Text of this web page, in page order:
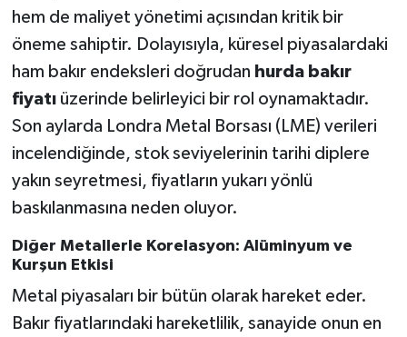
hem de maliyet yönetimi açısından kritik bir
öneme sahiptir. Dolayısıyla, küresel piyasalardaki
ham bakır endeksleri doğrudan hurda bakır
fiyatıüzerinde belirleyici bir rol oynamaktadır.
Son aylarda Londra Metal Borsası (LME) verileri
incelendiğinde, stok seviyelerinin tarihi diplere
yakın seyretmesi, fiyatların yukarı yönlü
baskılanmasına neden oluyor.
Diğer Metallerle Korelasyon: Alüminyum ve
Kurşun Etkisi
Metal piyasaları bir bütün olarak hareket eder.
Bakır fiyatlarındaki hareketlilik, sanayide onun en